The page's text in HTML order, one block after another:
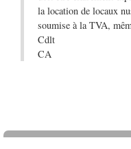
la location de locaux
soumise à la TVA,
Cdlt
CA